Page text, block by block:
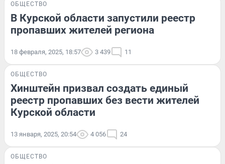
ОБЩЕСТВО
В Курской области запустили реестр
пропавших жителей региона
18 февраля, 2025, 18:57 3 439 11
ОБЩЕСТВО
Хинштейн призвал создать единый
реестр пропавших без вести жителей
Курской области
13 января, 2025, 20:54 4 056 24
ОБЩЕСТВО